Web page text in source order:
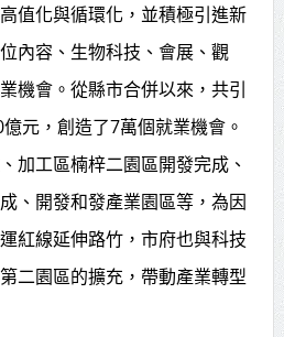
值化與循環化，並積極引進新
內容、生物科技、會展、觀
機會。從縣市合併以來，共引
元，創造了7萬個就業機會。
加工區楠梓二園區開發完成、
、開發和發產業園區等，為因
紅線延伸路竹，市府也與科技
二園區的擴充，帶動產業轉型